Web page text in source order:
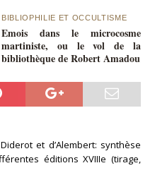
BIBLIOPHILIE ET OCCULTISME
Emois dans le microcosme
martiniste, ou le vol de la
bibliothèque de Robert Amadou
et d’Alembert: synthèse
éditions XVIIIe (tirage,